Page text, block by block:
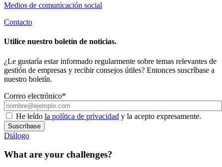
Medios de comunicación social
Contacto
Utilice nuestro boletín de noticias.
¿Le gustaría estar informado regularmente sobre temas relevantes de
gestión de empresas y recibir consejos útiles? Entonces suscríbase a
nuestro boletín.
Correo electrónico*
He leído la política de privacidad y la acepto expresamente.
Suscríbase
Diálogo
What are your challenges?